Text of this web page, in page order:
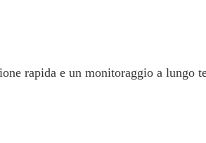
rapida e un monitoraggio a lungo